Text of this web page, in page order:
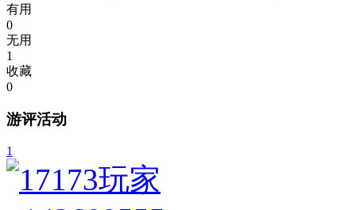
有用
0
无用
1
收藏
0
游评活动
1